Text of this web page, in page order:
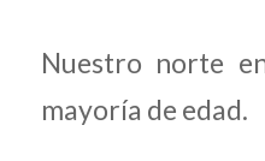
Nuestro norte
mayoría de edad.